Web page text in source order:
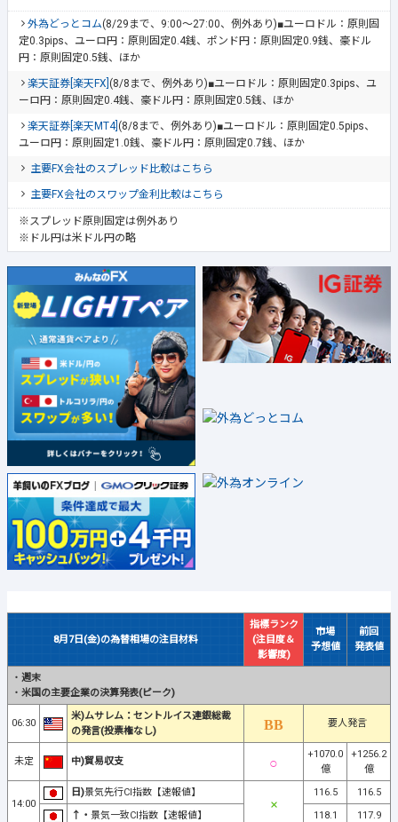
外為どっとコム(8/29まで、9:00～27:00、例外あり)■ユーロドル：原則固
定0.3pips、ユーロ円：原則固定0.4銭、ポンド円：原則固定0.9銭、豪ドル
円：原則固定0.5銭、ほか
楽天証券[楽天FX] (8/8まで、例外あり)■ユーロドル：原則固定0.3pips、ユ
ーロ円：原則固定0.4銭、豪ドル円：原則固定0.5銭、ほか
楽天証券[楽天MT4] (8/8まで、例外あり)■ユーロドル：原則固定0.5pips、
ユーロ円：原則固定1.0銭、豪ドル円：原則固定0.7銭、ほか
主要FX会社のスプレッド比較はこちら
主要FX会社のスワップ金利比較はこちら
※スプレッド原則固定は例外あり
※ドル円は米ドル円の略
8月7日(金)の為替相場の注目材料
指標ランク
(注目度＆
影響度)
市場
予想値
前回
発表値
・ 週末
・ 米国の主要企業の決算発表(ピーク)
06:30
米)ムサレム：セントルイス連銀総裁
の発言(投票権なし)
要人発言
未定 中)貿易収支
+1070.0
億
+1256.2
億
14:00
日)景気先行CI指数【速報値】 116.5
116.5
↑・ 景気一致CI指数【速報値】 118.1 117.9